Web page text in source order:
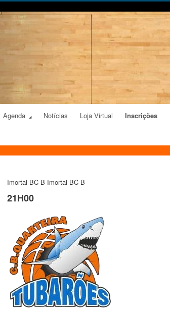
Agenda Notícias Loja Virtual Inscrições
Imortal BC B Imortal BC B
21H00